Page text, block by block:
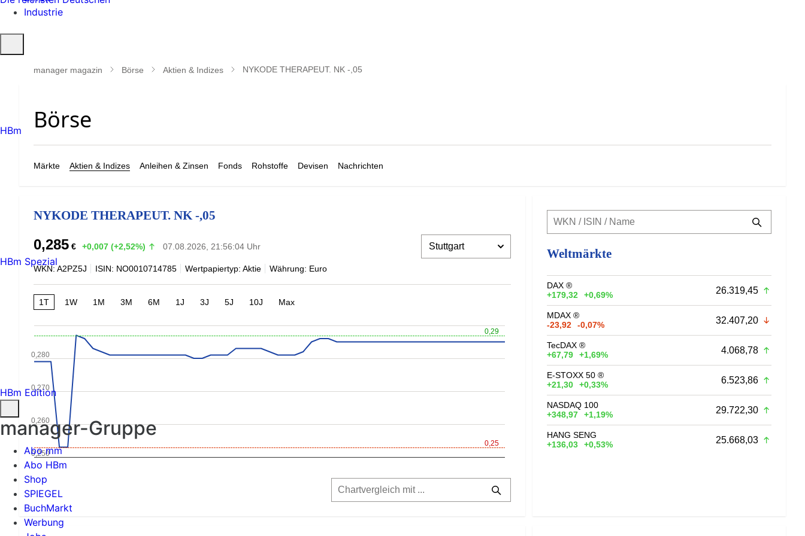
Industrie
öffnen
manager magazin Börse Aktien & Indizes NYKODE THERAPEUT. NK -,05
Märkte Aktien & Indizes Anleihen & Zinsen Fonds Rohstoffe Devisen Nachrichten
NYKODE THERAPEUT. NK -,05
0,285 € +0,007 (+2,52%) 07.08.2026, 21:56:04 Uhr
WKN: A2PZ5J ISIN: NO0010714785 Wertpapiertyp: Aktie Währung: Euro
1T 1W 1M 3M 6M 1J 3J 5J 10J Max
0,29
0,25
0,250
0,260
0,270
0,280
Weltmärkte
DAX ®
+179,32
+0,69% 26.319,45
MDAX ®
-23,92
-0,07% 32.407,20
TecDAX ®
+67,79
+1,69% 4.068,78
E-STOXX 50 ®
+21,30
+0,33% 6.523,86
NASDAQ 100
+348,97
+1,19% 29.722,30
HANG SENG
+136,03
+0,53% 25.668,03
HBm
HBm Spezial
HBm Edition
manager-Gruppe
Abo mm
Abo HBm
Shop
SPIEGEL
BuchMarkt
Werbung